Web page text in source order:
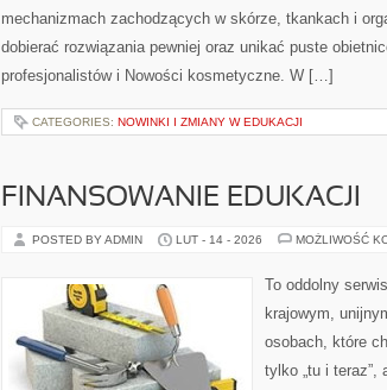
mechanizmach zachodzących w skórze, tkankach i
dobierać rozwiązania pewniej oraz unikać puste
profesjonalistów i Nowości kosmetyczne. W […]
CATEGORIES: NOWINKI I ZMIANY W EDUKACJI
FINANSOWANIE EDUKACJI
POSTED BY ADMIN LUT - 14 - 2026 MOŻLIWOŚĆ
To oddolny
krajowym,
osobach, które
tylko „tu i teraz”,